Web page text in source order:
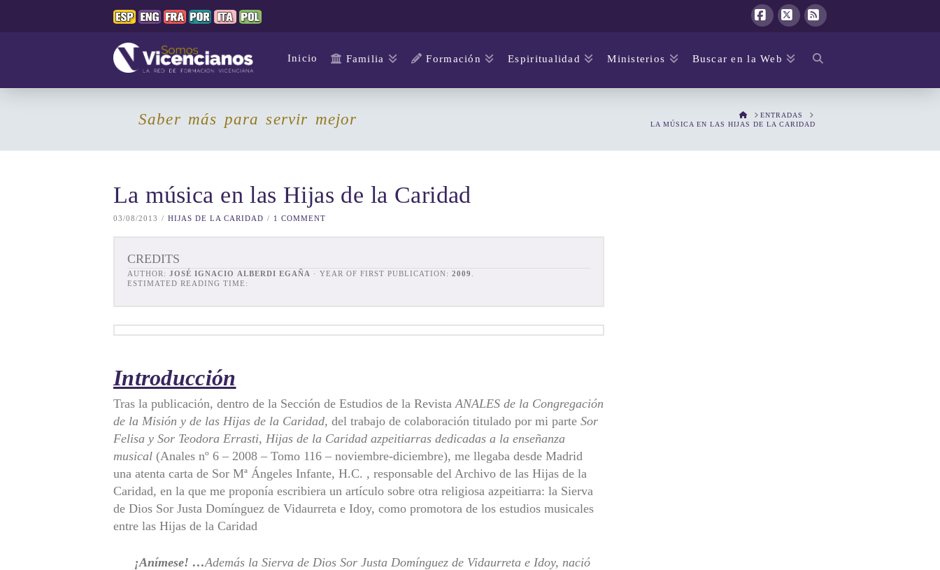
Inicio Familia Formación Espiritualidad Ministerios Buscar en la Web
Saber más para servir mejor HOMEENTRADAS
LA MÚSICA EN LAS HIJAS DE LA CARIDAD
La música en las Hijas de la Caridad
03/08/2013 HIJAS DE LA CARIDAD 1 COMMENT
CREDITS
AUTHOR: JOSÉ IGNACIO ALBERDI EGAÑA · YEAR OF FIRST PUBLICATION: 2009
ESTIMATED READING TIME:
Introducción
Tras la publicación, dentro de la Sección de Estudios de la Revista ANALES de la Congregación
de la Misión y de las Hijas de la Caridad, del trabajo de colaboración titulado por mi parte Sor
Felisa y Sor Teodora Errasti, Hijas de la Caridad azpeitiarras dedicadas a la enseñanza
musical (Anales nº 6 – 2008 – Tomo 116 – noviembre-diciembre), me llegaba desde Madrid
una atenta carta de Sor Mª Ángeles Infante, H.C. , responsable del Archivo de las Hijas de la
Caridad, en la que me proponía escribiera un artículo sobre otra religiosa azpeitiarra: la Sierva
de Dios Sor Justa Domínguez de Vidaurreta e Idoy, como promotora de los estudios musicales
entre las Hijas de la Caridad
¡Anímese! …Además la Sierva de Dios Sor Justa Domínguez de Vidaurreta e Idoy, nació